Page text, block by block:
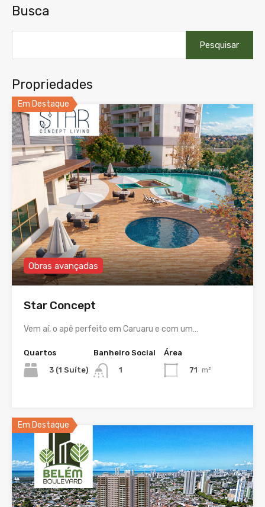
Busca
por:
Propriedades
Em Destaque
Obras avançadas
Star Concept
Vem aí, o apê perfeito em Caruaru e com um…
Quartos
3 (1 Suíte)
Banheiro Social
1
Área
71 m²
Em Destaque